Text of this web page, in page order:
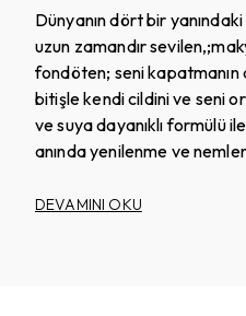
Dünyanın dört bir yanındaki
uzun zamandır
fondöten; seni kapatmanın
bitişle kendi cildini ve seni
ve suya dayanıklı formülü
anında yenilenme ve
DEVAMINI OKU